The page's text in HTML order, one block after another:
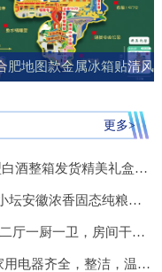
肥地图款金属冰箱贴清风
更多>
安徽古井镇原浆酒42度52度浓香型白酒整箱发货精美礼盒纯粮食白酒
迎驾贡酒精品小迎驾45度220毫升小坛安徽浓香固态纯粮酒整箱12瓶
山海黎乡294·高档优质民宿三房房二厅一厨一卫，房间干净整洁，可短住，可长租
怡家民宿·怡家民宿，衡安中学，家用电器齐全，整洁，温馨，可短租，月租